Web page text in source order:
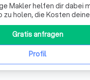
Makler helfen dir dabei
zu holen, die Kosten
und deine
Profil
Gratis anfragen